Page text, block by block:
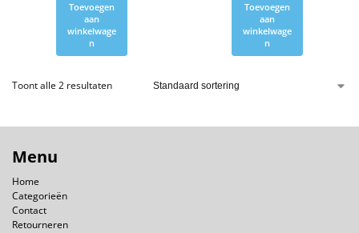
Toevoegen
aan
winkelwage
n
Toevoegen
aan
winkelwage
n
Toont alle 2 resultaten
Menu
Home
Categorieën
Contact
Retourneren